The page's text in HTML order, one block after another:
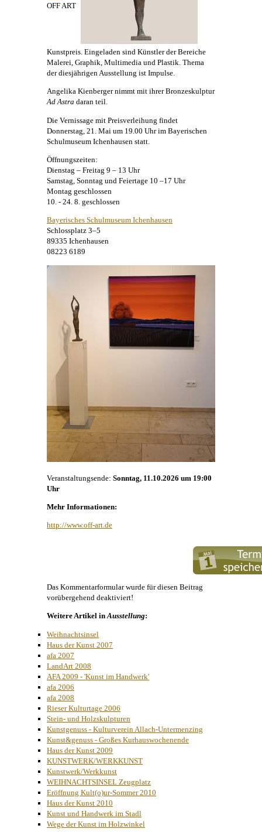
OFF ART
Kunstpreis. Eingeladen sind Künstler der Bereiche
Malerei , Graphik, Multimedia und Plastik. Thema
der diesjährigen Ausstellung ist Impulse.
Angelika Kienbergernimmt mit ihrer Bronzeskulptur
Ad Astra daran teil.
Die Vernissage mit Preisverleihung findet
Donnerstag, 21. Mai um 19.00 Uhr im Bayerischen
Schulmuseum Ichenhausen statt.
Öffnungszeiten:
Dienstag – Freitag 9 – 13 Uhr
Samstag, Sonntag und Feiertage 10 –17 Uhr
Montag geschlossen
10. - 24. 8. geschlossen
Bayerisches Schulmuseum Ichenhausen
Schlossplatz 3–5
89335 Ichenhausen
08223 6189
Veranstaltungsende: Sonntag, 11.10.2026 um 19:00
Uhr
Mehr Informationen:
http://www.off-art.de
Das Kommentarformular wurde für diesen Beitrag
vorübergehend deaktiviert!
Weitere Artikel inAusstellung:
Weihnachtsinsel
Haus der Kunst 2007
afa 2007
LandArt 2008
AFA 2009 - 'Kunst im Handwerk'
afa 2006
afa 2008
Rieser Kulturtage 2006
Stein- und Holzskulpturen
Kunstgenuss - Kulturverein Allach-Untermenzing
Kunst&genuss - Großes Kurhauswochenende
Haus der Kunst 2009
KUNSTWERK/WERKKUNST
Kunstwerk/Werkkunst
WEIHNACHTSINSEL Zeugplatz
Eröffnung Kult(o)ur-Sommer 2010
Haus der Kunst 2010
Kunst und Handwerk im Stadl
Wege der Kunst im Holzwinkel